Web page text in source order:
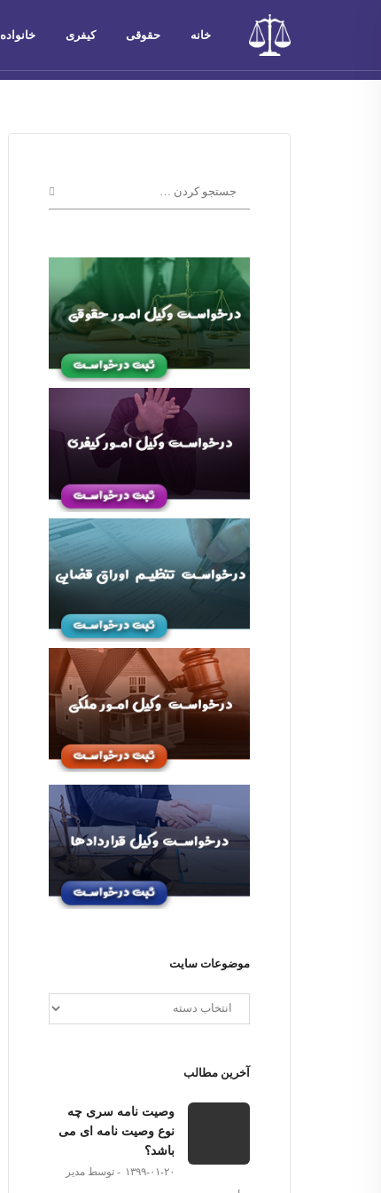
خانه حقوقی کیفری خانواده
موضوعات سایت
آخرین مطالب
وصیت نامه سری چه
نوع وصیت نامه ای می
باشد؟
۱۳۹۹-۰۱-۲۰
توسط مدیر